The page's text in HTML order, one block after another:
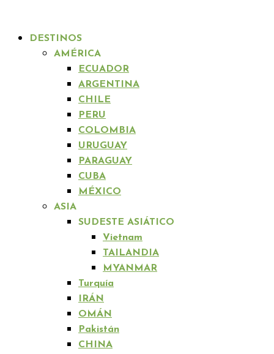
DESTINOS
AMÉRICA
ECUADOR
ARGENTINA
CHILE
PERU
COLOMBIA
URUGUAY
PARAGUAY
CUBA
MÉXICO
ASIA
SUDESTE ASIÁTICO
Vietnam
TAILANDIA
MYANMAR
Turquía
IRÁN
OMÁN
Pakistán
CHINA